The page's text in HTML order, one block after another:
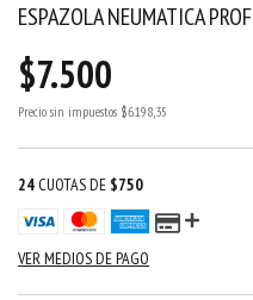
ESPAZOLA NEUMATICA
$7.500
Precio sin impuestos $6.198,35
24 CUOTAS DE $750
VER MEDIOS DE PAGO